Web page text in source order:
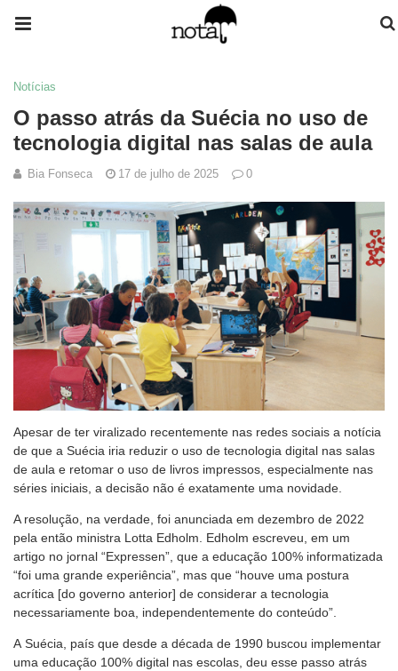
Notícias
O passo atrás da Suécia no uso de
tecnologia digital nas salas de aula
Bia Fonseca 17 de julho de 2025 0
Apesar de ter viralizado recentemente nas redes sociais a notícia
de que a Suécia iria reduzir o uso de tecnologia digital nas salas
de aula e retomar o uso de livros impressos, especialmente nas
séries iniciais, a decisão não é exatamente uma novidade.
A resolução, na verdade, foi anunciada em dezembro de 2022
pela então ministra Lotta Edholm. Edholm escreveu, em um
artigo no jornal “Expressen”, que a educação 100% informatizada
“foi uma grande experiência”, mas que “houve uma postura
acrítica [do governo anterior] de considerar a tecnologia
necessariamente boa, independentemente do conteúdo”.
A Suécia, país que desde a década de 1990 buscou implementar
uma educação 100% digital nas escolas, deu esse passo atrás